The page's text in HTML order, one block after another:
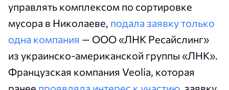
управлять комплексом по сортировке
мусора в Николаеве, подала заявку только
одна компания — ООО «ЛНК Ресайслинг»
из украинско-американской группы «ЛНК».
Французская компания Veolia, которая